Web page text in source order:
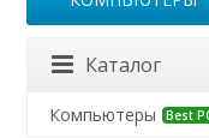
Каталог
Компьютеры Best